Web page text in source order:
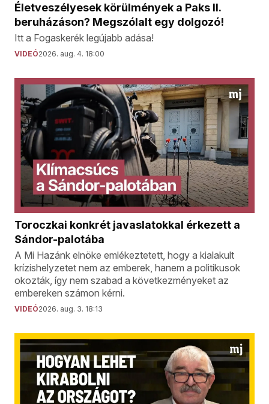
Életveszélyesek körülmények a Paks II.
beruházáson? Megszólalt egy dolgozó!
Itt a Fogaskerék legújabb adása!
VIDEÓ2026. aug. 4. 18:00
Toroczkai konkrét javaslatokkal érkezett a
Sándor-palotába
A Mi Hazánk elnöke emlékeztetett, hogy a kialakult
krízishelyzetet nem az emberek, hanem a politikusok
okozták, így nem szabad a következményeket az
embereken számon kérni.
VIDEÓ2026. aug. 3. 18:13